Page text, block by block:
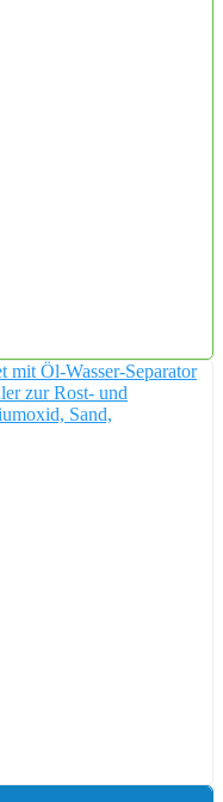
mit Öl-Wasser-Separator
zur Rost- und
Sand,